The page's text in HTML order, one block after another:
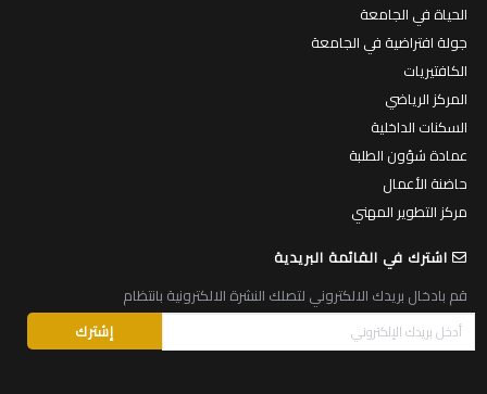
الحياة في الجامعة
جولة افتراضية في الجامعة
الكافتيريات
المركز الرياضي
السكنات الداخلية
عمادة شؤون الطلبة
حاضنة الأعمال
مركز التطوير المهني
اشترك في القائمة البريدية
قم بادخال بريدك الالكتروني لتصلك النشرة الالكترونية بانتظام